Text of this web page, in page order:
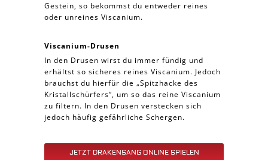
Gestein, so bekommst du entweder reines
oder unreines Viscanium.
Viscanium-Drusen
In den Drusen wirst du immer fündig und
erhältst so sicheres reines Viscanium. Jedoch
brauchst du hierfür die „Spitzhacke des
Kristallschürfers“, um so das reine Viscanium
zu filtern. In den Drusen verstecken sich
jedoch häufig gefährliche Schergen.
JETZT DRAKENSANG ONLINE SPIELEN